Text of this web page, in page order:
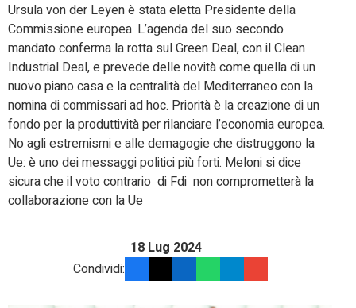
Ursula von der Leyen è stata eletta Presidente della
Commissione europea. L’agenda del suo secondo
mandato conferma la rotta sul Green Deal, con il Clean
Industrial Deal, e prevede delle novità come quella di un
nuovo piano casa e la centralità del Mediterraneo con la
nomina di commissari ad hoc. Priorità è la creazione di un
fondo per la produttività per rilanciare l’economia europea.
No agli estremismi e alle demagogie che distruggono la
Ue: è uno dei messaggi politici più forti. Meloni si dice
sicura che il voto contrario di Fdi non comprometterà la
collaborazione con la Ue
18 Lug 2024
Condividi: